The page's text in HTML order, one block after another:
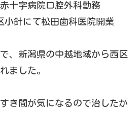
十字病院口腔外科勤務
針にて松田歯科医院開業
、新潟県の中越地域から西区
ました。
き間が気になるので治したか